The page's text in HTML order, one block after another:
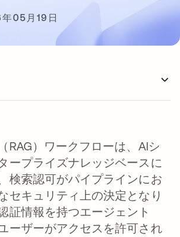
05月19日
RAG）ワークフローは、AIシ
ープライズナレッジベースに
検索認可がパイプラインにお
セキュリティ上の決定となり
証情報を持つエージェント
ーザーがアクセスを許可され